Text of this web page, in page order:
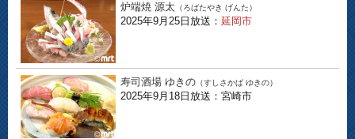
炉端焼 源太 （ろばたやき げんた）
2025年9月25日放送： 延岡市
寿司酒場 ゆきの （すしさかば ゆきの）
2025年9月18日放送：宮崎市